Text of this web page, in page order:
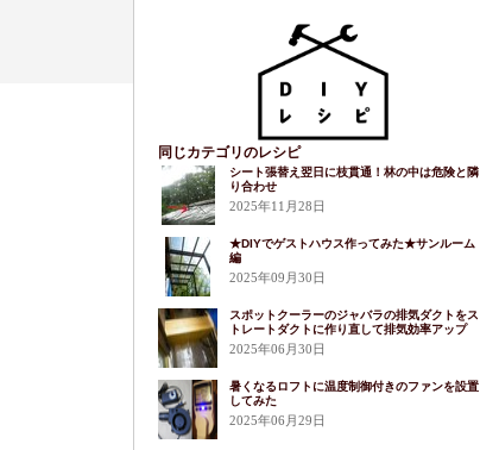
同じカテゴリのレシピ
シート張替え翌日に枝貫通！林の中は危険と隣
り合わせ
2025年11月28日
★DIYでゲストハウス作ってみた★サンルーム
編
2025年09月30日
スポットクーラーのジャバラの排気ダクトをス
トレートダクトに作り直して排気効率アップ
2025年06月30日
暑くなるロフトに温度制御付きのファンを設置
してみた
2025年06月29日